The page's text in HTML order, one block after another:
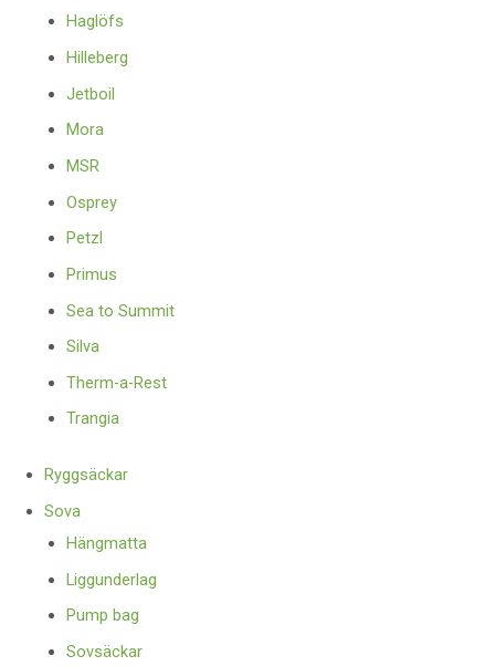
Haglöfs
Hilleberg
Jetboil
Mora
MSR
Osprey
Petzl
Primus
Sea to Summit
Silva
Therm-a-Rest
Trangia
Ryggsäckar
Sova
Hängmatta
Liggunderlag
Pump bag
Sovsäckar